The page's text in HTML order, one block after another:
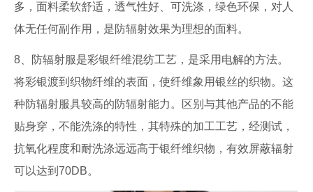
多，面料柔软舒适，透气性好、可洗涤，绿色环保，对人
体无任何副作用，是防辐射效果为理想的面料。
8、防辐射服是彩银纤维混纺工艺，是采用电解的方法。
将彩银渡到织物纤维的表面，使纤维象用银丝的织物。这
种防辐射服具较高的防辐射能力。区别与其他产品的不能
贴身穿，不能洗涤的特性，其特殊的加工工艺，经测试，
抗氧化程度和耐洗涤远远高于银纤维织物，有效屏蔽辐射
可以达到70DB。